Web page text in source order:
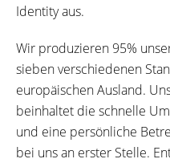
Identity aus.
Wir produzieren 95%
sieben verschiedenen
europäischen Ausland.
beinhaltet die schnelle
und eine persönliche
bei uns an erster Stelle.